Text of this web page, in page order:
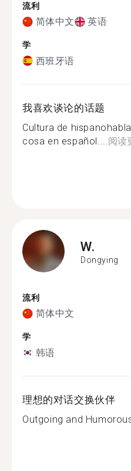
流利
简体中文 英语
学
西班牙语
我喜欢谈论的话题
Cultura de
cosa en español.... 阅读
W.
Dongying
流利
简体中文
学
韩语
理想的对话交换伙伴
Outgoing and Humorous